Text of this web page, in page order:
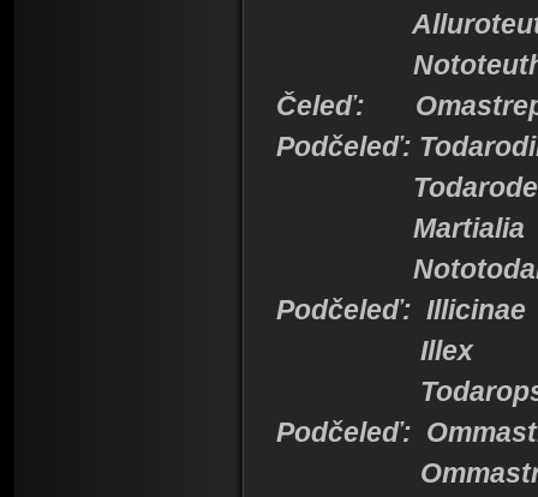
Čeleď:
Podčeleď:
Martialia
Podčeleď: Illicinae
Illex
Podčeleď: